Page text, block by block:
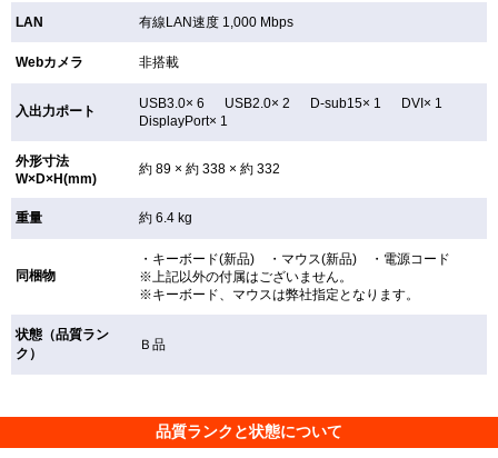
LAN 有線LAN速度 1,000 Mbps
Webカメラ 非搭載
入出力ポート
USB3.0× 6 USB2.0× 2 D-sub15× 1 DVI× 1
DisplayPort× 1
外形寸法
W×D×H(mm)
約 89 × 約 338 × 約 332
重量 約 6.4 kg
同梱物
・キーボード(新品) ・マウス(新品) ・電源コード
※上記以外の付属はございません。
※キーボード、マウスは弊社指定となります。
状態（品質ラン
ク）
Ｂ品
品質ランクと状態について